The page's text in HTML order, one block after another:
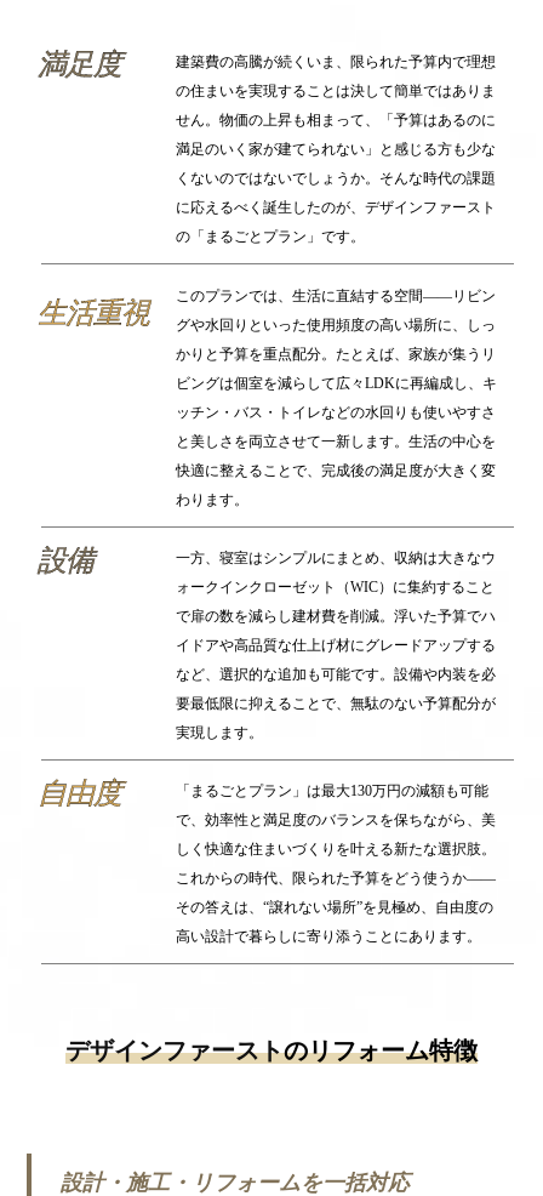
建築費の高騰が続くいま、限られた予算内で理想
の住まいを実現することは決して簡単ではありま
せん。物価の上昇も相まって、「予算はあるのに
満足のいく家が建てられない」と感じる方も少な
くないのではないでしょうか。そんな時代の課題
に応えるべく誕生したのが、デザインファースト
の「まるごとプラン」です。
このプランでは、生活に直結する空間――リビン
グや水回りといった使用頻度の高い場所に、しっ
かりと予算を重点配分。たとえば、家族が集うリ
ビングは個室を減らして広々LDKに再編成し、キ
ッチン・バス・トイレなどの水回りも使いやすさ
と美しさを両立させて一新します。生活の中心を
快適に整えることで、完成後の満足度が大きく変
わります。
一方、寝室はシンプルにまとめ、収納は大きなウ
ォークインクローゼット（WIC）に集約すること
で扉の数を減らし建材費を削減。浮いた予算でハ
イドアや高品質な仕上げ材にグレードアップする
など、選択的な追加も可能です。設備や内装を必
要最低限に抑えることで、無駄のない予算配分が
実現します。
「まるごとプラン」は最大130万円の減額も可能
で、効率性と満足度のバランスを保ちながら、美
しく快適な住まいづくりを叶える新たな選択肢。
これからの時代、限られた予算をどう使うか――
その答えは、“譲れない場所”を見極め、自由度の
高い設計で暮らしに寄り添うことにあります。
デザインファーストのリフォーム特徴
設計・施工・リフォームを一括対応